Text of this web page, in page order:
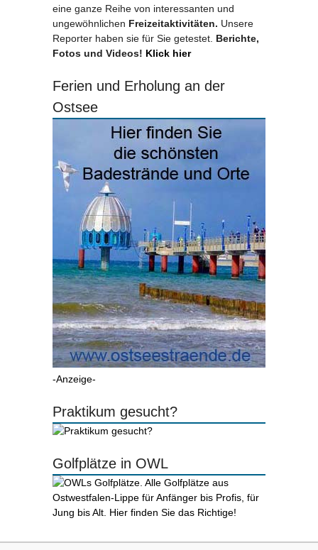
eine ganze Reihe von interessanten und
ungewöhnlichen Freizeitaktivitäten. Unsere
Reporter haben sie für Sie getestet. Berichte,
Fotos und Videos! Klick hier
Ferien und Erholung an der
Ostsee
-Anzeige-
Praktikum gesucht?
Golfplätze in OWL